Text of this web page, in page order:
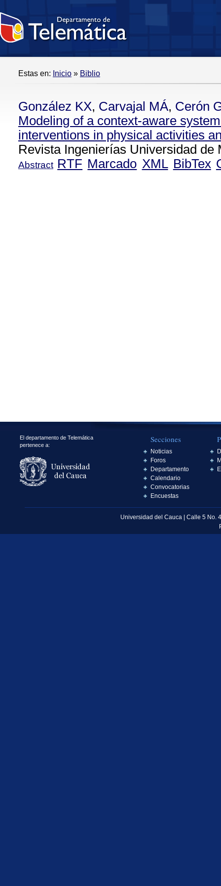
Estas en: Inicio » Biblio
González KX, Carvajal MÁ, Cerón
Modeling of a context-aware
interventions in physical activities
Revista Ingenierías Universidad de
Abstract RTF Marcado XML BibTex
El departamento de Telemática
pertenece a:
Secciones
Noticias
Foros
Departamento
Calendario
Convocatorias
Encuestas
Universidad del Cauca | Calle 5 No.